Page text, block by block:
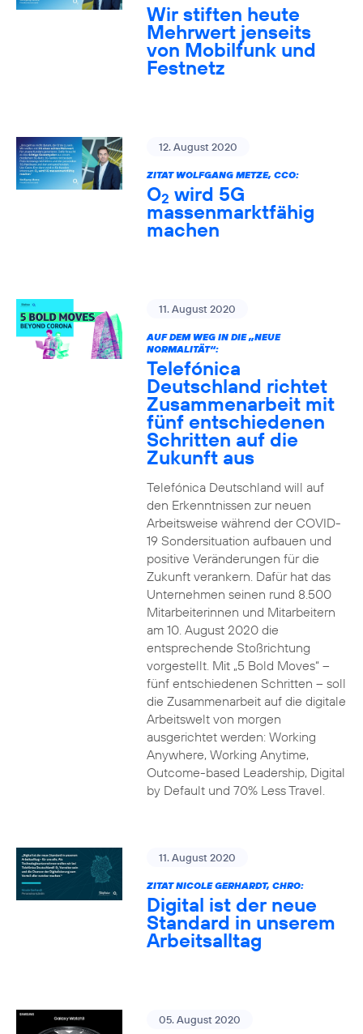
Wir stiften heute
Mehrwert jenseits
von Mobilfunk und
Festnetz
12. August 2020
ZITAT WOLFGANG METZE, CCO:
O2 wird 5G
massenmarktfähig
machen
11. August 2020
AUF DEM WEG IN DIE „NEUE
NORMALITÄT“:
Telefónica
Deutschland richtet
Zusammenarbeit mit
fünf entschiedenen
Schritten auf die
Zukunft aus
Telefónica Deutschland will auf
den Erkenntnissen zur neuen
Arbeitsweise während der COVID-
19 Sondersituation aufbauen und
positive Veränderungen für die
Zukunft verankern. Dafür hat das
Unternehmen seinen rund 8.500
Mitarbeiterinnen und Mitarbeitern
am 10. August 2020 die
entsprechende Stoßrichtung
vorgestellt. Mit „5 Bold Moves“ –
fünf entschiedenen Schritten – soll
die Zusammenarbeit auf die digitale
Arbeitswelt von morgen
ausgerichtet werden: Working
Anywhere, Working Anytime,
Outcome-based Leadership, Digital
by Default und 70% Less Travel.
11. August 2020
ZITAT NICOLE GERHARDT, CHRO:
Digital ist der neue
Standard in unserem
Arbeitsalltag
05. August 2020